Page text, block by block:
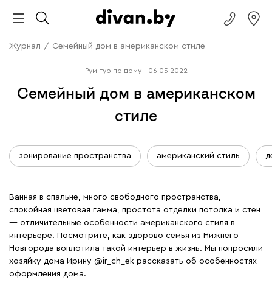
Журнал / Семейный дом в американском стиле
Рум-тур по дому| 06.05.2022
Семейный дом в американском
стиле
зонирование пространства американский стиль
Ванная в спальне, много свободного пространства,
спокойная цветовая гамма, простота отделки потолка и стен
— отличительные особенности американского стиля в
интерьере. Посмотрите, как здорово семья из Нижнего
Новгорода воплотила такой интерьер в жизнь. Мы попросили
хозяйку дома Ирину @ir_ch_ek рассказать об особенностях
оформления дома.